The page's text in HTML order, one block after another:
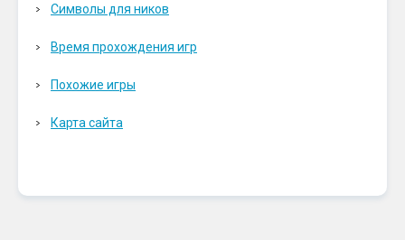
Символы для ников
Время прохождения игр
Похожие игры
Карта сайта